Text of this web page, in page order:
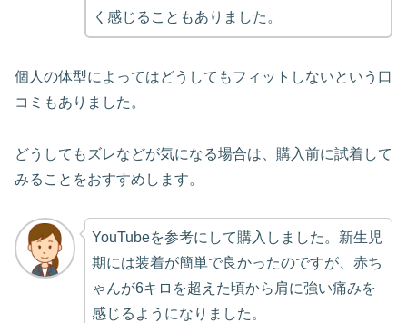
く感じることもありました。
個人の体型によってはどうしてもフィットしないという口
コミもありました。
どうしてもズレなどが気になる場合は、購入前に試着して
みることをおすすめします。
YouTubeを参考にして購入しました。新生児
期には装着が簡単で良かったのですが、赤ち
ゃんが6キロを超えた頃から肩に強い痛みを
感じるようになりました。